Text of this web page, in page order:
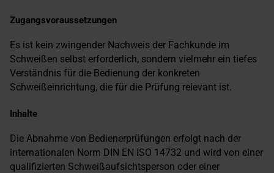
Zugangsvoraussetzungen
Es ist kein zwingender Nachweis der Fachkunde im
Schweißen selbst erforderlich, sondern vielmehr ein tiefes
Verständnis für die Bedienung der konkreten
Schweißeinrichtung, die für die Prüfung relevant ist.
Inhalte
Die Abnahme von Bedienerprüfungen erfolgt nach der
internationalen Norm DIN EN ISO 14732 und wird von einer
qualifizierten Schweißaufsichtsperson oder einer